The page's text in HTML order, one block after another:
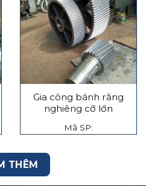
Gia công bánh răng
nghiêng cỡ lớn
Mã SP:
THÊM